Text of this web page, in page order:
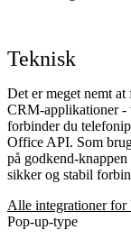
Teknisk
Det er meget nemt
CRM-applikationer
forbinder du
Office API. Som
på godkend-
sikker og stabil
Alle integrationer
Pop-up-type